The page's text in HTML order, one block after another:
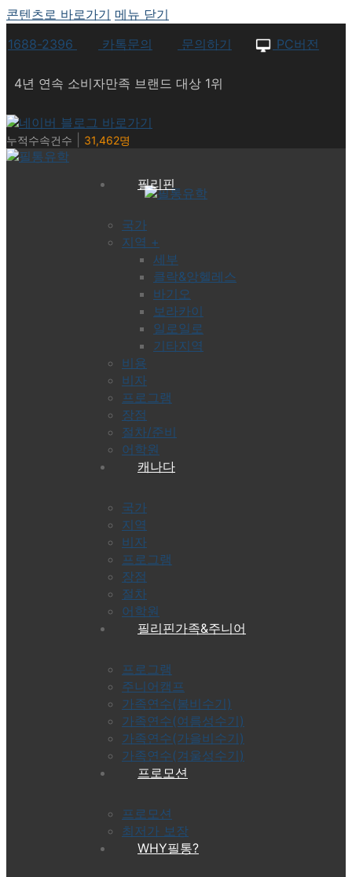
콘텐츠로 바로가기 메뉴 닫기
1688-2396
카톡문의 문의하기 PC버전
4년 연속 소비자만족 브랜드 대상 1위
누적수속건수 31,462명
필리핀
국가
지역 +
세부
클락&앙헬레스
바기오
보라카이
일로일로
기타지역
비용
비자
프로그램
장점
절차/준비
어학원
캐나다
국가
지역
비자
프로그램
장점
절차
어학원
필리핀가족&주니어
프로그램
주니어캠프
가족연수(봄비수기)
가족연수(여름성수기)
가족연수(가을비수기)
가족연수(겨울성수기)
프로모션
프로모션
최저가 보장
WHY필통?